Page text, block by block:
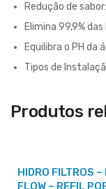
Redução de
Elimina 99,9%
Equilibra o PH da
Tipos de
Produtos
HIDRO FILTROS –
FLOW – REFIL